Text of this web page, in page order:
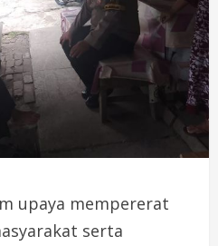
upaya mempererat
serta